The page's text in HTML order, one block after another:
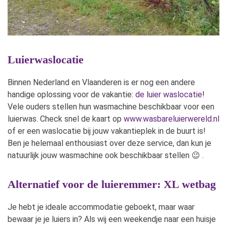
Luierwaslocatie
Binnen Nederland en Vlaanderen is er nog een andere
handige oplossing voor de vakantie: de luier waslocatie!
Vele ouders stellen hun wasmachine beschikbaar voor een
luierwas. Check snel de kaart op www.wasbareluierwereld.nl
of er een waslocatie bij jouw vakantieplek in de buurt is!
Ben je helemaal enthousiast over deze service, dan kun je
natuurlijk jouw wasmachine ook beschikbaar stellen 😉 .
Alternatief voor de luieremmer: XL wetbag
Je hebt je ideale accommodatie geboekt, maar waar
bewaar je je luiers in? Als wij een weekendje naar een huisje